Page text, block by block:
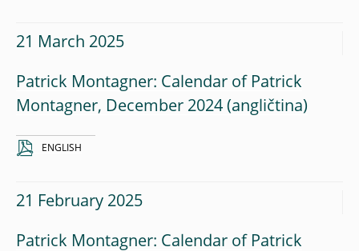
21 March 2025
Patrick Montagner: Calendar of Patrick
Montagner, December 2024
ENGLISH
21 February 2025
Patrick Montagner: Calendar of Patrick